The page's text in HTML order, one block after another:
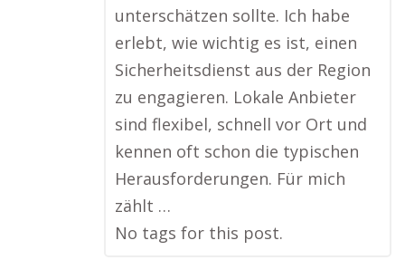
unterschätzen sollte. Ich habe
erlebt, wie wichtig es ist, einen
Sicherheitsdienst aus der Region
zu engagieren. Lokale Anbieter
sind flexibel, schnell vor Ort und
kennen oft schon die typischen
Herausforderungen. Für mich
zählt …
No tags for this post.